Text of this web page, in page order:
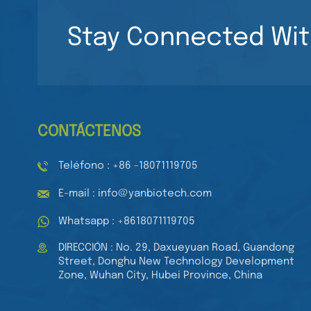
pocillos para
laboratorio médico.
Placas de cultivo de
mecánica
Stay Connected
CONTÁCTENOS
Teléfono : +86 -18071119705
E-mail : info@yanbiotech.com
Whatsapp : +8618071119705
DIRECCIÓN : No. 29, Daxueyuan Road, Guandong
Street, Donghu New Technology Development
Zone, Wuhan City, Hubei Province, China